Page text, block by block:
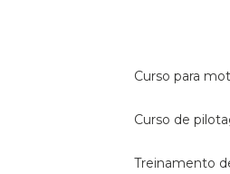
curso para
curso de
treinamento